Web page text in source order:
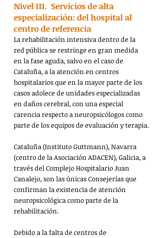
Nivel III.  Servicios de alta
especialización: del hospital al
centro de referencia
La rehabilitación intensiva dentro de la
red pública se restringe en gran medida
en la fase aguda, salvo en el caso de
Cataluña, a la atención en centros
hospitalarios que en la mayor parte de los
casos adolece de unidades especializadas
en daños cerebral, con una especial
carencia respecto a neuropsicólogos como
parte de los equipos de evaluación y terapia.
Cataluña (Instituto Guttmann), Navarra
(centro de la Asociación ADACEN), Galicia, a
través del Complejo Hospitalario Juan
Canalejo, son las únicas Consejerías que
confirman la existencia de atención
neuropsicológica como parte de la
rehabilitación.
Debido a la falta de centros de